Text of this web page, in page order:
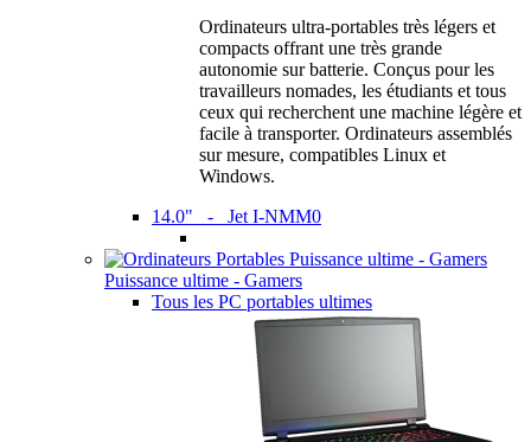
Ordinateurs ultra-portables très légers et
compacts offrant une très grande
autonomie sur batterie. Conçus pour les
travailleurs nomades, les étudiants et tous
ceux qui recherchent une machine légère et
facile à transporter. Ordinateurs assemblés
sur mesure, compatibles Linux et
Windows.
14.0" - Jet I-NMM0
Puissance ultime - Gamers
Tous les PC portables ultimes